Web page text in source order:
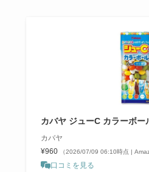
ブリュ
る？セ
ンビニ
カバヤ ジューC カラーボー
カバヤ
¥960
（2026/07/09 06:10時点 |
口コミを見る